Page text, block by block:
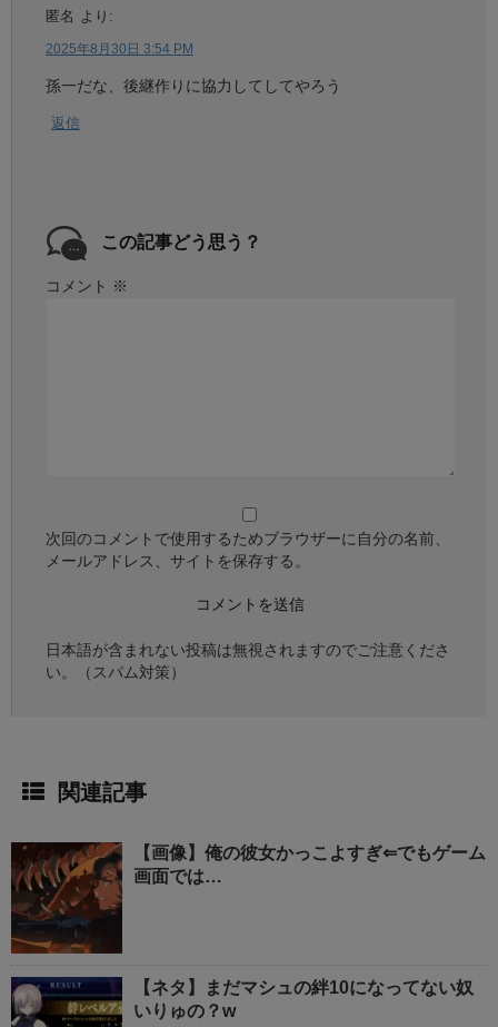
匿名 より:
2025年8月30日 3:54 PM
孫一だな、後継作りに協力してしてやろう
返信
この記事どう思う？
コメント ※
次回のコメントで使用するためブラウザーに自分の名前、
メールアドレス、サイトを保存する。
日本語が含まれない投稿は無視されますのでご注意くださ
い。（スパム対策）
関連記事
【画像】俺の彼女かっこよすぎ⇐でもゲーム
画面では…
【ネタ】まだマシュの絆10になってない奴
いりゅの？w